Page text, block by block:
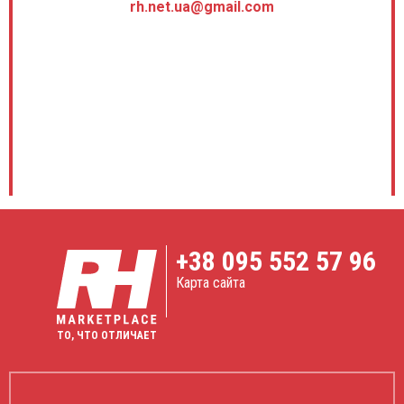
операційній та в перев'язочній служить нам відмінну
службу. Картинкою задоволені з допомогою опції
SonoCT наче на апараті МРТ.
12.09.2022
rh.net.ua@gmail.com
ТО, ЧТО ОТЛИЧАЕТ
+38 095 552 57 96
Карта сайта